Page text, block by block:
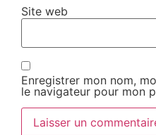
Site web
Enregistrer mon nom,
le navigateur pour mon